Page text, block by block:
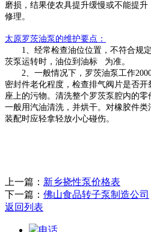
磨损，结果使农具提升缓慢或不能提
修理。
太原罗茨油泵的维护要点：
1、经常检查油位位置，不符合规
茨泵运转时，油位到油标 为准。
2、一般情况下，罗茨油泵工作
密封件老化程度，检查排气阀片是否
座上的污物。清洗整个罗茨泵腔内的零
一般用汽油清洗，并烘干。对橡胶件
装配时应轻拿轻放小心碰伤。
上一篇： 新乡挠性泵价格表
下一篇： 佛山食品转子泵制造公司
返回列表
电话